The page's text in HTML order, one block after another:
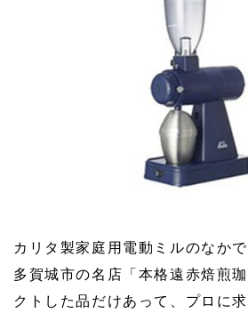
カリタ製家庭用電動ミルのなか
多賀城市の名店「本格遠赤焙煎
クトした品だけあって、プロに